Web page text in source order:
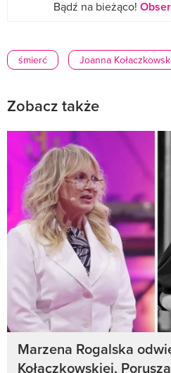
Bądź na bieżąco!
śmierć Joanna
Zobacz także
Marzena Rogalska
Kołaczkowskiej,